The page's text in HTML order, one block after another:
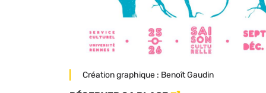
Légende
Création graphique : Benoît Gaudin